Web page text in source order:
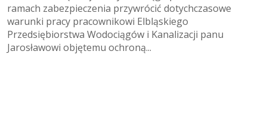
ramach zabezpieczenia przywrócić dotychczasowe
warunki pracy pracownikowi Elbląskiego
Przedsiębiorstwa Wodociągów i Kanalizacji panu
Jarosławowi objętemu ochroną...